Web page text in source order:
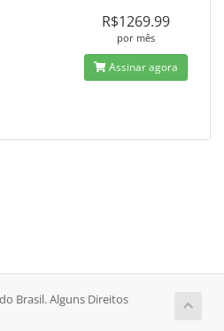
R$1269.99
por mês
Assinar agora
Brasil. Alguns Direitos